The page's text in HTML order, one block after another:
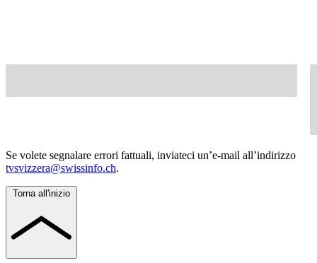
Se volete segnalare errori fattuali, inviateci un’e-mail all’indirizzo
tvsvizzera@swissinfo.ch.
Torna all'inizio